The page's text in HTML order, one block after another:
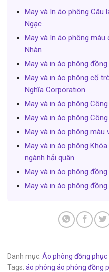
May và In áo phông
Ngạc
May và In áo phông màu
Nhàn
May và in áo phông đồng
May và in áo phông cổ
Nghĩa Corporation
May và in áo phông
May và in áo phông
May và in áo phông màu
May và in áo phông
ngành hải quân
May và in áo phông
May và in áo phông
Danh mục: Áo phông đồng phục
Tags: áo phông áo phông đồng